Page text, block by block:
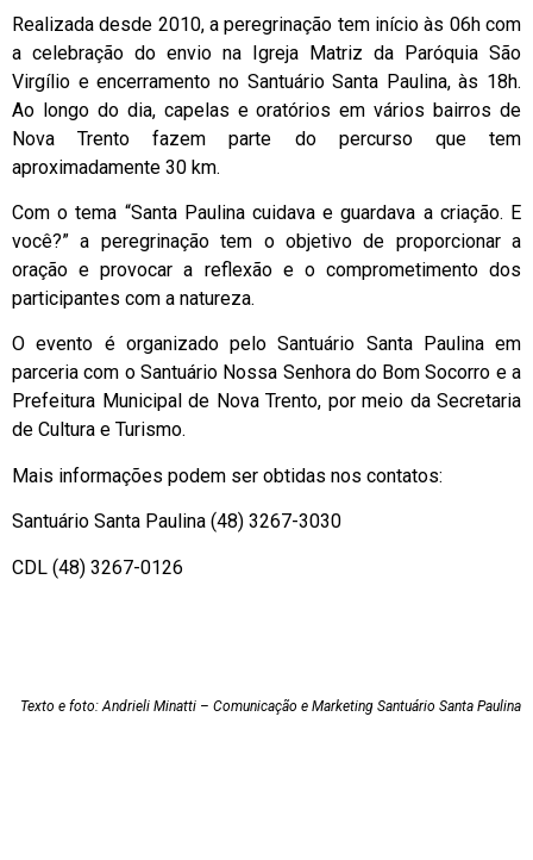
Realizada desde 2010, a peregrinação tem início às 06h com
a celebração do envio na Igreja Matriz da Paróquia São
Virgílio e encerramento no Santuário Santa Paulina, às 18h.
Ao longo do dia, capelas e oratórios em vários bairros de
Nova Trento fazem parte do percurso que tem
aproximadamente 30 km.
Com o tema “Santa Paulina cuidava e guardava a criação. E
você?” a peregrinação tem o objetivo de proporcionar a
oração e provocar a reflexão e o comprometimento dos
participantes com a natureza.
O evento é organizado pelo Santuário Santa Paulina em
parceria com o Santuário Nossa Senhora do Bom Socorro e a
Prefeitura Municipal de Nova Trento, por meio da Secretaria
de Cultura e Turismo.
Mais informações podem ser obtidas nos contatos:
Santuário Santa Paulina (48) 3267-3030
CDL (48) 3267-0126
Texto e foto: Andrieli Minatti – Comunicação e Marketing Santuário Santa Paulina